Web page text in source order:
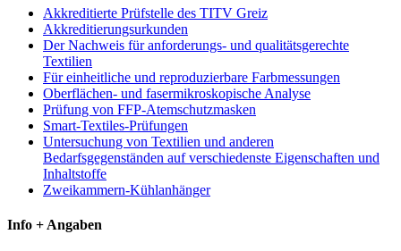
Akkreditierte Prüfstelle des TITV Greiz
Akkreditierungsurkunden
Der Nachweis für anforderungs- und qualitätsgerechte
Textilien
Für einheitliche und reproduzierbare Farbmessungen
Oberflächen- und fasermikroskopische Analyse
Prüfung von FFP-Atemschutzmasken
Smart-Textiles-Prüfungen
Untersuchung von Textilien und anderen
Bedarfsgegenständen auf verschiedenste Eigenschaften und
Inhaltstoffe
Zweikammern-Kühlanhänger
Info + Angaben